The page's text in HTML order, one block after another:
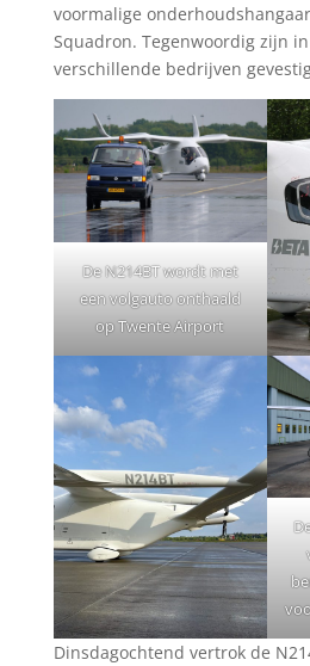
voormalige
Squadron. Tegenwoordig zijn
verschillende bedrijven
De N214BT wordt met
een volgauto onthaald
op Twente Airport
Dinsdagochtend vertrok de